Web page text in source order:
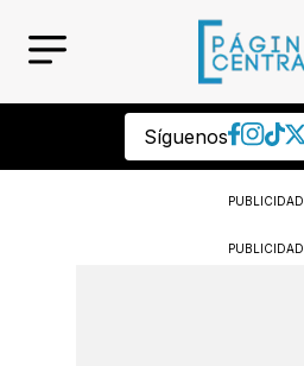
Síguenos
PUBLICIDAD
PUBLICIDAD